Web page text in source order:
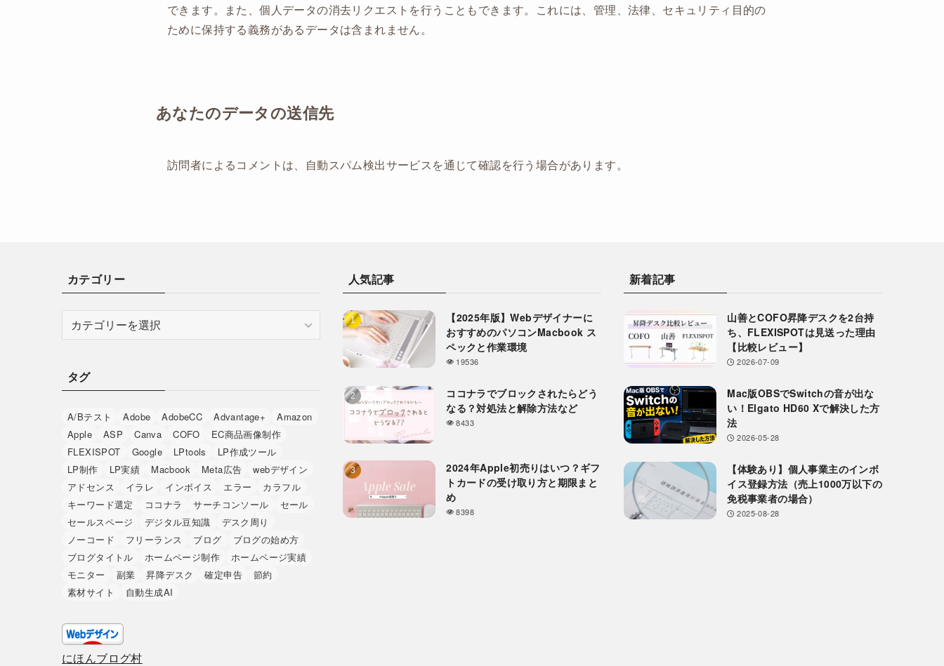
できます。また、個人データの消去リクエストを行うこともできます。これには、管理、法律、セキュリティ目的の
ために保持する義務があるデータは含まれません。
あなたのデータの送信先
訪問者によるコメントは、自動スパム検出サービスを通じて確認を行う場合があります。
カテゴリー
テ
リ
ー
タグ
A/Bテスト Adobe AdobeCC Advantage+
Amazon
Apple
ASP Canva COFO
EC商品画像制作
FLEXISPOT
Google LPtools
LP作成ツール
LP制作
LP実績 Macbook Meta広告
webデザイン
アドセンス
イラレ インボイス エラー
カラフル
キーワード選定
ココナラ サーチコンソール
セール
セールスページ
デジタル豆知識
デスク周り
ノーコード
フリーランス ブログ
ブログの始め方
ブログタイトル
ホームページ制作
ホームページ実績
モニター
副業 昇降デスク 確定申告
節約
素材サイト
自動生成AI
にほんブログ村
人気記事
【2025年版】Webデザイナーに
おすすめのパソコンMacbook ス
ペックと作業環境
19536
ココナラでブロックされたらどう
なる？対処法と解除方法など
8433
2024年Apple初売りはいつ？ギフ
トカードの受け取り方と期限まと
め
8398
新着記事
山善とCOFO昇降デスクを2台持
ち、FLEXISPOTは見送った理由
【比較レビュー】
2026-07-09
Mac版OBSでSwitchの音が出な
い！Elgato HD60 Xで解決した方
法
2026-05-28
【体験あり】個人事業主のインボ
イス登録方法（売上1000万以下の
免税事業者の場合）
2025-08-28